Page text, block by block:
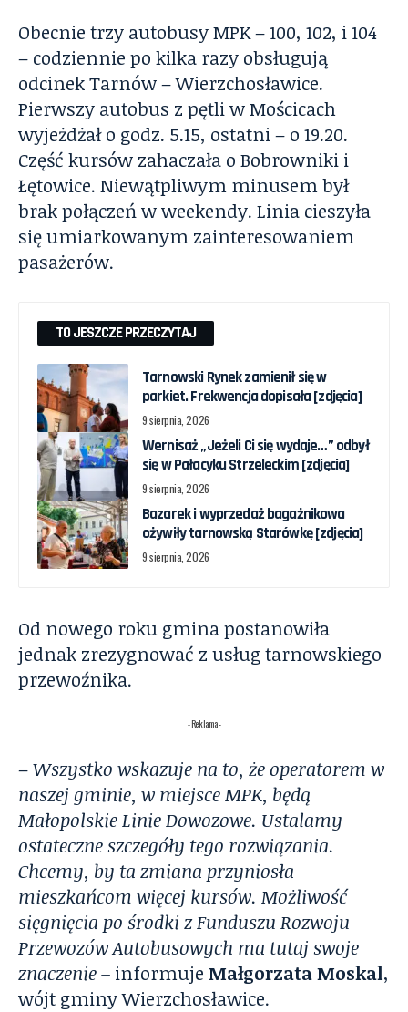
Obecnie trzy autobusy MPK – 100, 102, i 104
– codziennie po kilka razy obsługują
odcinek Tarnów – Wierzchosławice.
Pierwszy autobus z pętli w Mościcach
wyjeżdżał o godz. 5.15, ostatni – o 19.20.
Część kursów zahaczała o Bobrowniki i
Łętowice. Niewątpliwym minusem był
brak połączeń w weekendy. Linia cieszyła
się umiarkowanym zainteresowaniem
pasażerów.
TO JESZCZE PRZECZYTAJ
Tarnowski Rynek zamienił się w
parkiet. Frekwencja dopisała [zdjęcia]
9 sierpnia, 2026
Wernisaż „Jeżeli Ci się wydaje…” odbył
się w Pałacyku Strzeleckim [zdjęcia]
9 sierpnia, 2026
Bazarek i wyprzedaż bagażnikowa
ożywiły tarnowską Starówkę [zdjęcia]
9 sierpnia, 2026
Od nowego roku gmina postanowiła
jednak zrezygnować z usług tarnowskiego
przewoźnika.
- Reklama -
–Wszystko wskazuje na to, że operatorem w
naszej gminie, w miejsce MPK, będą
Małopolskie Linie Dowozowe. Ustalamy
ostateczne szczegóły tego rozwiązania.
Chcemy, by ta zmiana przyniosła
mieszkańcom więcej kursów. Możliwość
sięgnięcia po środki z Funduszu Rozwoju
Przewozów Autobusowych ma tutaj swoje
znaczenie – informuje Małgorzata Moskal,
wójt gminy Wierzchosławice.